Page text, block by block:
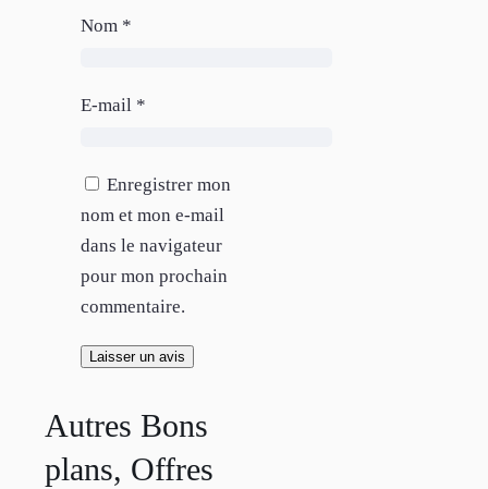
Nom *
E-mail *
Enregistrer mon
nom et mon e-mail
dans le navigateur
pour mon prochain
commentaire.
Autres Bons
plans, Offres